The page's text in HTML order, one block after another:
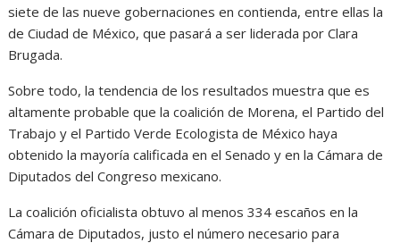
siete de las nueve gobernaciones en contienda, entre ellas la
de Ciudad de México, que pasará a ser liderada por Clara
Brugada.
Sobre todo, la tendencia de los resultados muestra que es
altamente probable que la coalición de Morena, el Partido del
Trabajo y el Partido Verde Ecologista de México haya
obtenido la mayoría calificada en el Senado y en la Cámara de
Diputados del Congreso mexicano.
La coalición oficialista obtuvo al menos 334 escaños en la
Cámara de Diputados, justo el número necesario para